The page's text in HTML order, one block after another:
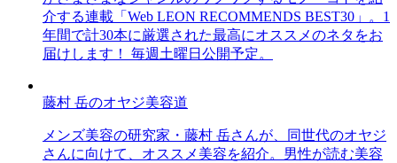
介する連載「Web LEON RECOMMENDS BEST30」。1
年間で計30本に厳選された最高にオススメのネタをお
届けします！ 毎週土曜日公開予定。
藤村 岳のオヤジ美容道
メンズ美容の研究家・藤村 岳さんが、同世代のオヤジ
さんに向けて、オススメ美容を紹介。男性が読む美容